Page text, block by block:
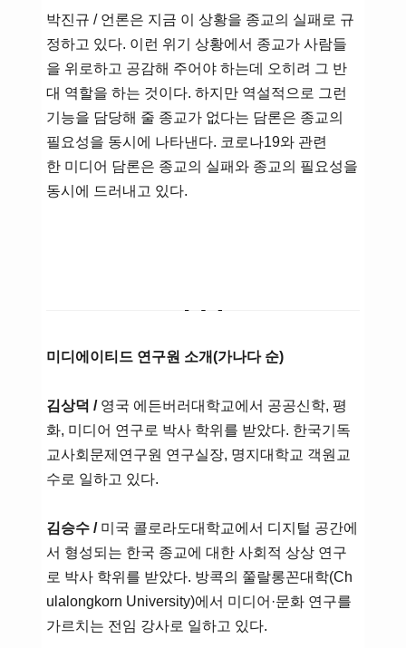
박진규 / 언론은 지금 이 상황을 종교의 실패로 규
정하고 있다. 이런 위기 상황에서 종교가 사람들
을 위로하고 공감해 주어야 하는데 오히려 그 반
대 역할을 하는 것이다. 하지만 역설적으로 그런
기능을 담당해 줄 종교가 없다는 담론은 종교의
필요성을 동시에 나타낸다. 코로나19와 관련
한 미디어 담론은 종교의 실패와 종교의 필요성을
동시에 드러내고 있다.
미디에이티드 연구원 소개(가나다 순)
김상덕 / 영국 에든버러대학교에서 공공신학, 평
화, 미디어 연구로 박사 학위를 받았다. 한국기독
교사회문제연구원 연구실장, 명지대학교 객원교
수로 일하고 있다.
김승수 / 미국 콜로라도대학교에서 디지털 공간에
서 형성되는 한국 종교에 대한 사회적 상상 연구
로 박사 학위를 받았다. 방콕의 쭐랄롱꼰대학(Ch
ulalongkorn University)에서 미디어·문화 연구를
가르치는 전임 강사로 일하고 있다.